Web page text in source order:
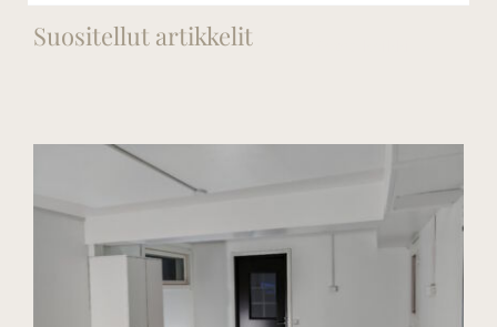
Suositellut artikkelit